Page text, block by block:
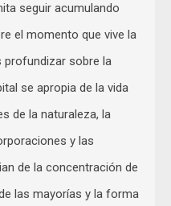
seguir acumulando
el momento que vive la
profundizar sobre la
se apropia de la vida
de la naturaleza, la
y las
de la concentración de
las mayorías y la forma